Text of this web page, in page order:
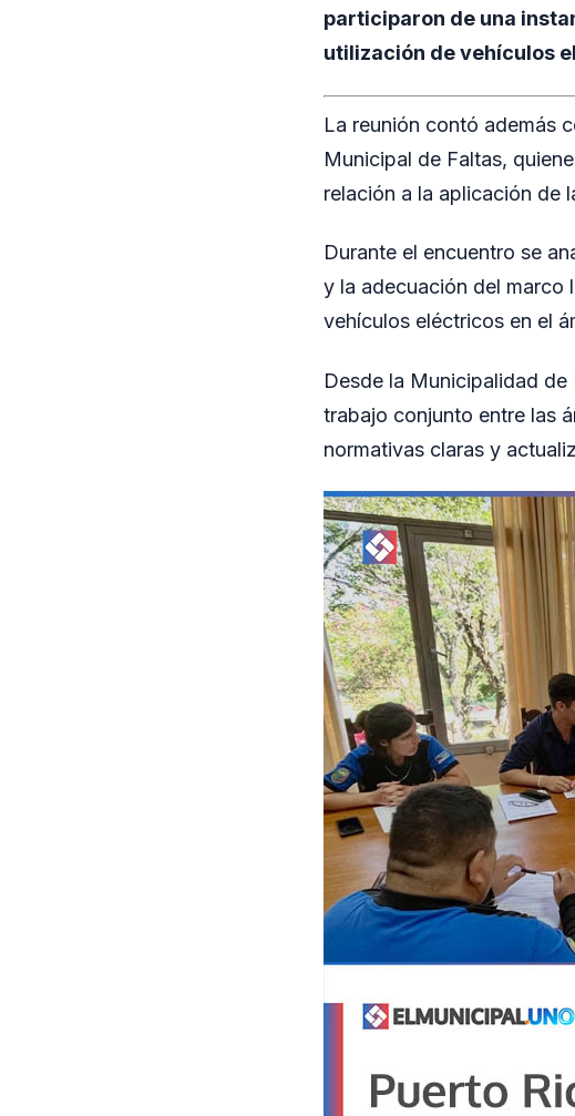
participaron de una
utilización de vehículos
La reunión contó además
Municipal de Faltas,
relación a la aplicación de
Durante el encuentro se
y la adecuación del marco
vehículos eléctricos en el
Desde la Municipalidad
trabajo conjunto entre las
normativas claras y